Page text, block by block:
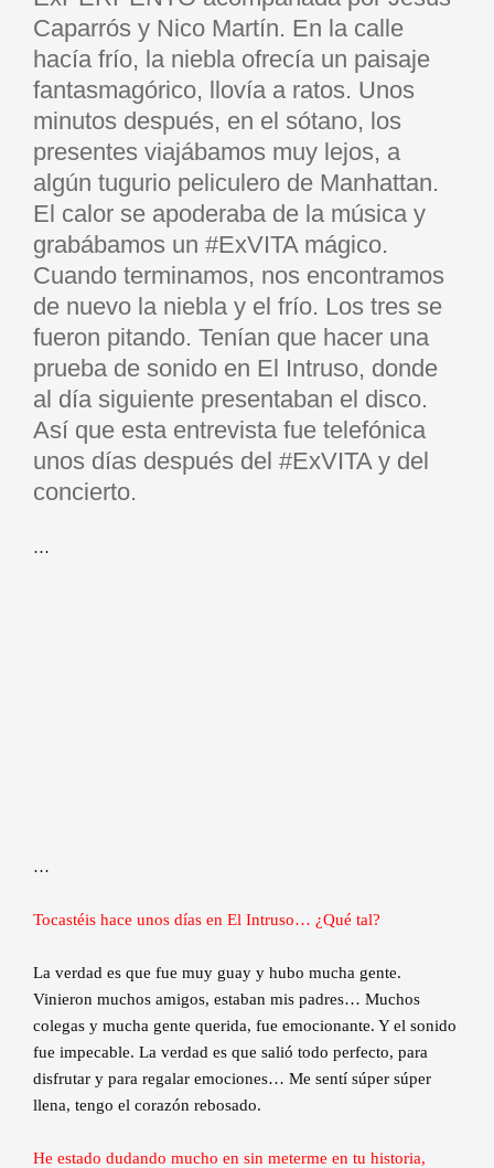
Caparrós y Nico Martín. En la calle
hacía frío, la niebla ofrecía un paisaje
fantasmagórico, llovía a ratos. Unos
minutos después, en el sótano, los
presentes viajábamos muy lejos, a
algún tugurio peliculero de Manhattan.
El calor se apoderaba de la música y
grabábamos un #ExVITA mágico.
Cuando terminamos, nos encontramos
de nuevo la niebla y el frío. Los tres se
fueron pitando. Tenían que hacer una
prueba de sonido en El Intruso, donde
al día siguiente presentaban el disco.
Así que esta entrevista fue telefónica
unos días después del #ExVITA y del
concierto.
…
…
Tocastéis hace unos días en El Intruso… ¿Qué tal?
La verdad es que fue muy guay y hubo mucha gente.
Vinieron muchos amigos, estaban mis padres… Muchos
colegas y mucha gente querida, fue emocionante. Y el sonido
fue impecable. La verdad es que salió todo perfecto, para
disfrutar y para regalar emociones… Me sentí súper súper
llena, tengo el corazón rebosado.
He estado dudando mucho en sin meterme en tu historia,